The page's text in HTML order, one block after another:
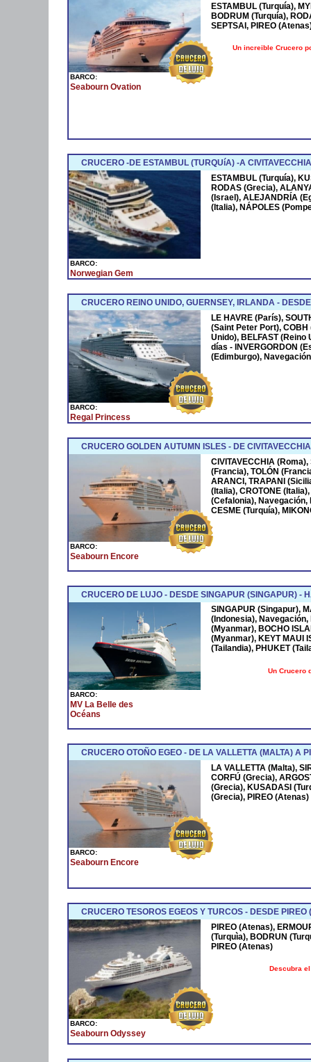
BARCO:
Seabourn Ovation
ESTAMBUL (Turquía),
BODRUM (Turquía),
SEPTSAI, PIREO
Un increible Crucero
CRUCERO -DE ESTAMBUL (TURQUíA) -A
BARCO:
Norwegian Gem
ESTAMBUL (Turquía),
RODAS (Grecia),
(Israel), ALEJANDRÍA
(Italia), NÁPOLES
CRUCERO REINO UNIDO, GUERNSEY, IRLANDA -
BARCO:
Regal Princess
LE HAVRE (París),
(Saint Peter Port), COBH
Unido), BELFAST (Reino
días - INVERGORDON
(Edimburgo),
CRUCERO GOLDEN AUTUMN ISLES - DE
BARCO:
Seabourn Encore
CIVITAVECCHIA
(Francia), TOLÓN
ARANCI, TRAPANI
(Italia), CROTONE
(Cefalonia), Navegación,
CESME (Turquía),
CRUCERO DE LUJO - DESDE SINGAPUR (SINGAPUR) -
BARCO:
MV La Belle des
Océans
SINGAPUR (Singapur),
(Indonesia),
(Myanmar), BOCHO
(Myanmar), KEYT MAUI
(Tailandia), PHUKET
Un Crucero
CRUCERO OTOÑO EGEO - DE LA VALLETTA (MALTA) A
BARCO:
Seabourn Encore
LA VALLETTA (Malta),
CORFÚ (Grecia),
(Grecia), KUSADASI
(Grecia), PIREO (Atenas)
CRUCERO TESOROS EGEOS Y TURCOS - DESDE PIREO
BARCO:
Seabourn Odyssey
PIREO (Atenas),
(Turquìa), BODRUN
PIREO (Atenas)
Descubra